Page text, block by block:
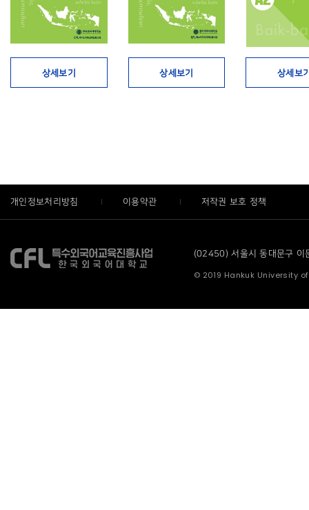
상세보기 상세보기 상세보
개인정보처리방침 이용약관 저작권 보호 정책
(02450) 서울시 동대문구
© 2019 Hankuk University